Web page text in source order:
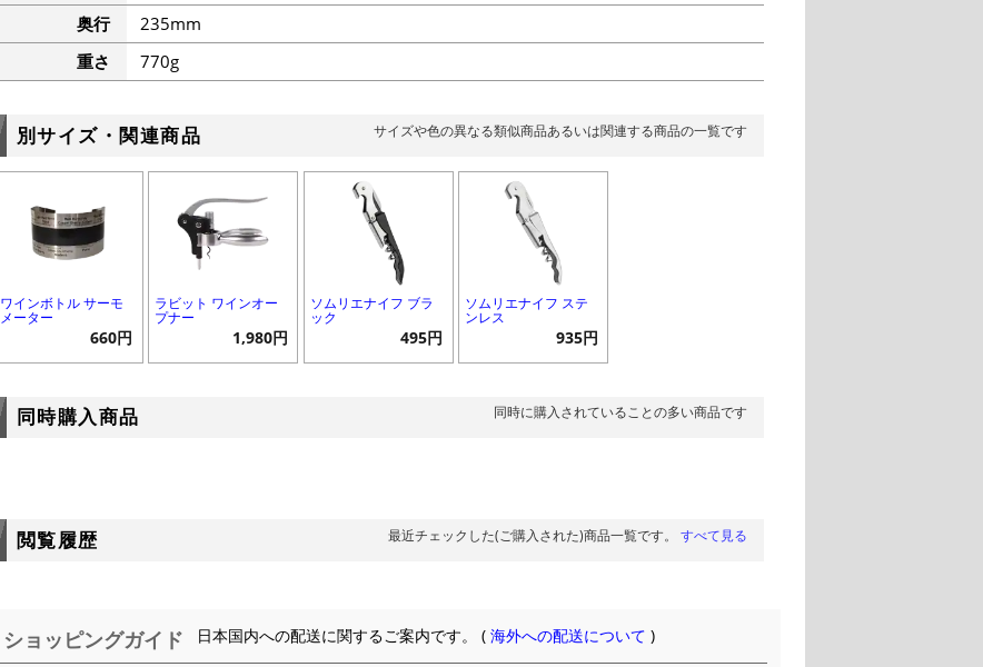
奥行
235mm
重さ
770g
別サイズ・関連商品 サイズや色の異なる類似商品あるいは関連する商品の一覧です
ワインボトル サーモ
メーター
660円
ラビット ワインオー
プナー
1,980円
ソムリエナイフ ブラ
ック
495円
ソムリエナイフ ステ
ンレス
935円
同時購入商品 同時に購入されていることの多い商品です
閲覧履歴 最近チェックした(ご購入された)商品一覧です。 すべて見る
ショッピングガイド 日本国内への配送に関するご案内です。 (海外への配送について )